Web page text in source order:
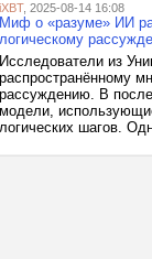
iXBT, 2025-08-14 16:08
Миф о «разуме» ИИ
логическому
Исследователи из
распространённому
рассуждению. В
модели,
логических шагов.